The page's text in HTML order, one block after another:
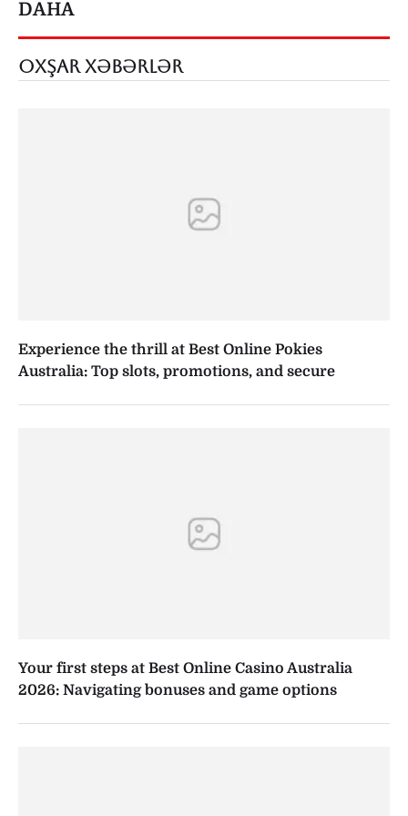
DAHA
OXŞAR XƏBƏRLƏR
Experience the thrill at Best Online Pokies
Australia: Top slots, promotions, and secure
Your first steps at Best Online Casino Australia
2026: Navigating bonuses and game options